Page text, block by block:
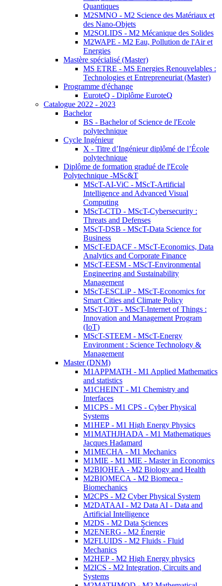
Quantiques
M2SMNO - M2 Science des Matériaux et
des Nano-Objets
M2SOLIDS - M2 Mécanique des Solides
M2WAPE - M2 Eau, Pollution de l'Air et
Energies
Mastère spécialisé (Master)
MS ETRE - MS Energies Renouvelables :
Technologies et Entrepreneuriat (Master)
Programme d'échange
EuroteQ - Diplôme EuroteQ
Catalogue 2022 - 2023
Bachelor
BS - Bachelor of Science de l'Ecole
polytechnique
Cycle Ingénieur
X - Titre d’Ingénieur diplômé de l’École
polytechnique
Diplôme de formation gradué de l'Ecole
Polytechnique -MSc&T
MScT-AI-ViC - MScT-Artificial
Intelligence and Advanced Visual
Computing
MScT-CTD - MScT-Cybersecurity :
Threats and Defenses
MScT-DSB - MScT-Data Science for
Business
MScT-EDACF - MScT-Economics, Data
Analytics and Corporate Finance
MScT-EESM - MScT-Environmental
Engineering and Sustainability
Management
MScT-ESCLiP - MScT-Economics for
Smart Cities and Climate Policy
MScT-IOT - MScT-Internet of Things :
Innovation and Management Program
(IoT)
MScT-STEEM - MScT-Energy
Environment : Science Technology &
Management
Master (DNM)
M1APPMATH - M1 Applied Mathematics
and statistics
M1CHEINT - M1 Chemistry and
Interfaces
M1CPS - M1 CPS - Cyber Physical
Systems
M1HEP - M1 High Energy Physics
M1MATHJHADA - M1 Mathematiques
Jacques Hadamard
M1MECHA - M1 Mechanics
M1MIE - M1 MIE - Master in Economics
M2BIOHEA - M2 Biology and Health
M2BIOMECA - M2 Biomeca -
Biomechanics
M2CPS - M2 Cyber Physical System
M2DATAAI - M2 Data AI - Data and
Artificial Intelligence
M2DS - M2 Data Sciences
M2ENERG - M2 Énergie
M2FLUIDS - M2 Fluids - Fluid
Mechanics
M2HEP - M2 High Energy physics
M2ICS - M2 Integration, Circuits and
Systems